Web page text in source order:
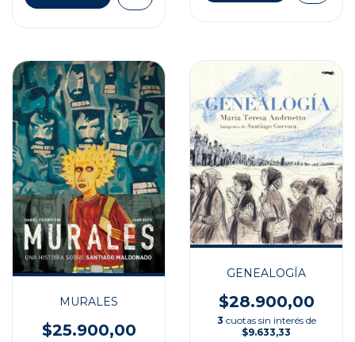
MURALES
$25.900,00
GENEALOGÍA
$28.900,00
3 cuotas sin interés de
$9.633,33